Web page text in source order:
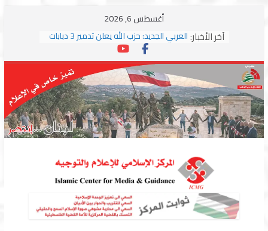
أغسطس 6, 2026
آخر الأخبار: العربي الجديد: حزب الله يعلن تدمير 3 دبابات
وسط اشتباكات مع جيش الاحتلال
ترامب: مذكرة التفاهم تمثل “استسلاما غير
مشروط” من جانب إيران
الجمهورية: إسرائيل إلى واشنطن بخريطة
احتلال جديدة ولبنان أمام اختبار التفاوض
بزشكيان وترامب يوقعان اتفاق إسلام آباد
تمهيداً لاستئناف المفاوضات
استهداف دراجة نارية على طريق العباسية